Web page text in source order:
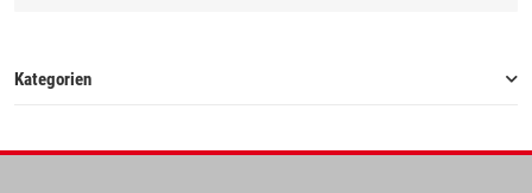
Kategorien